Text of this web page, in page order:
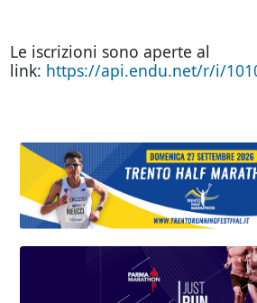
Le iscrizioni sono aperte al
link: https://api.endu.net/r/i/